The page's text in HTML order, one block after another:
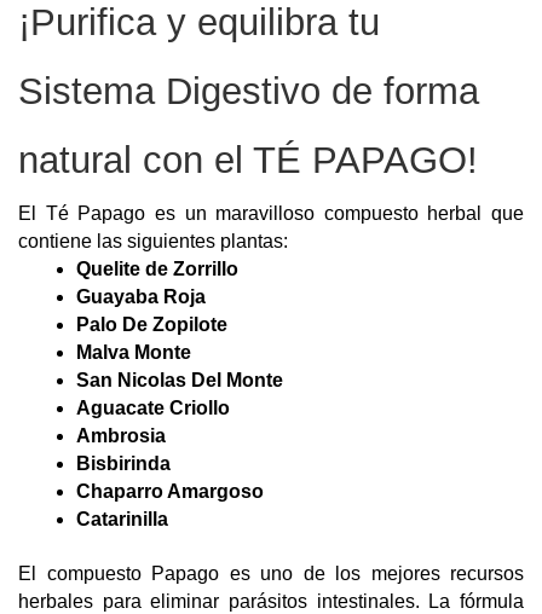
¡Purifica y equilibra tu
Sistema Digestivo de forma
natural con el TÉ PAPAGO!
El Té Papago es un maravilloso compuesto herbal que
contiene las siguientes plantas:
Quelite de Zorrillo
Guayaba Roja
Palo De Zopilote
Malva Monte
San Nicolas Del Monte
Aguacate Criollo
Ambrosia
Bisbirinda
Chaparro Amargoso
Catarinilla
El compuesto Papago es uno de los mejores recursos
herbales para eliminar parásitos intestinales. La fórmula